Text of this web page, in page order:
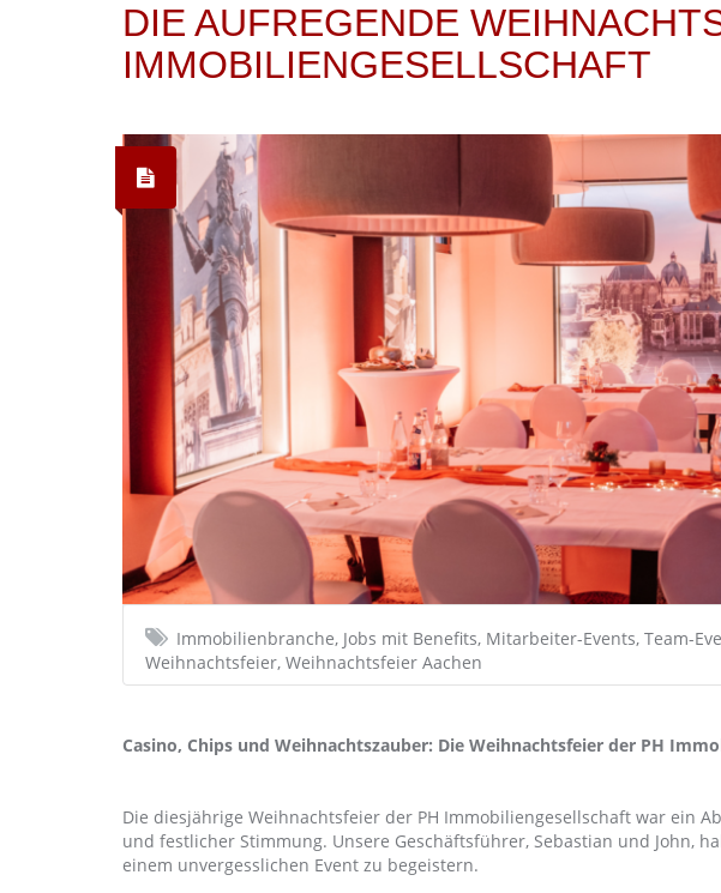
DIE AUFREGENDE
IMMOBILIENGESELLSCHAFT
Immobilienbranche, Jobs mit Benefits, Mitarbeiter-Events, Team-
Weihnachtsfeier, Weihnachtsfeier Aachen
Casino, Chips und Weihnachtszauber: Die Weihnachtsfeier der PH
Die diesjährige Weihnachtsfeier der PH Immobiliengesellschaft war ein
und festlicher Stimmung. Unsere Geschäftsführer, Sebastian und John,
einem unvergesslichen Event zu begeistern.